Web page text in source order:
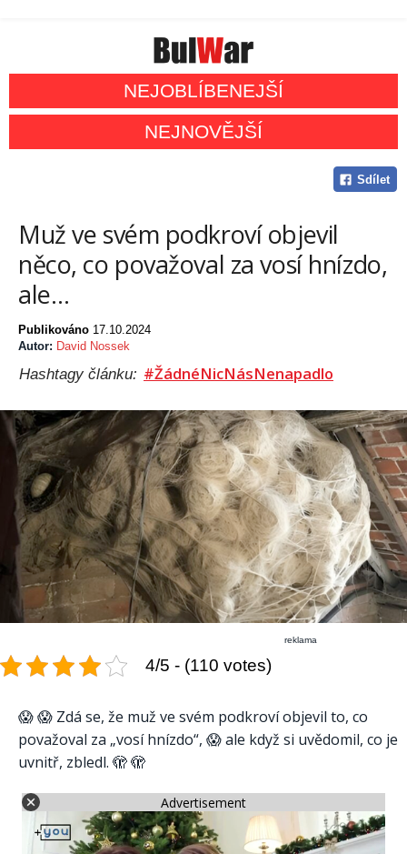
NEJOBLÍBENEJŠÍ
NEJNOVĚJŠÍ
Sdílet
Muž ve svém podkroví objevil
něco, co považoval za vosí hnízdo,
ale…
Publikováno 17.10.2024
Autor: David Nossek
Hashtagy článku: #ŽádnéNicNásNenapadlo
reklama
4/5 - (110 votes)
😱 😱 Zdá se, že muž ve svém podkroví objevil to, co
považoval za „vosí hnízdo“, 😱 ale když si uvědomil, co je
uvnitř, zbledl. 🫣 🫣
Advertisement